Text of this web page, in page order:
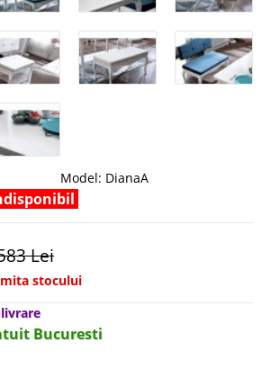
Model: DianaA
Lei
stocului
Bucuresti